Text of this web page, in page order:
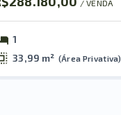
/ VENDA
1
33,99 m² (Área Privativa)